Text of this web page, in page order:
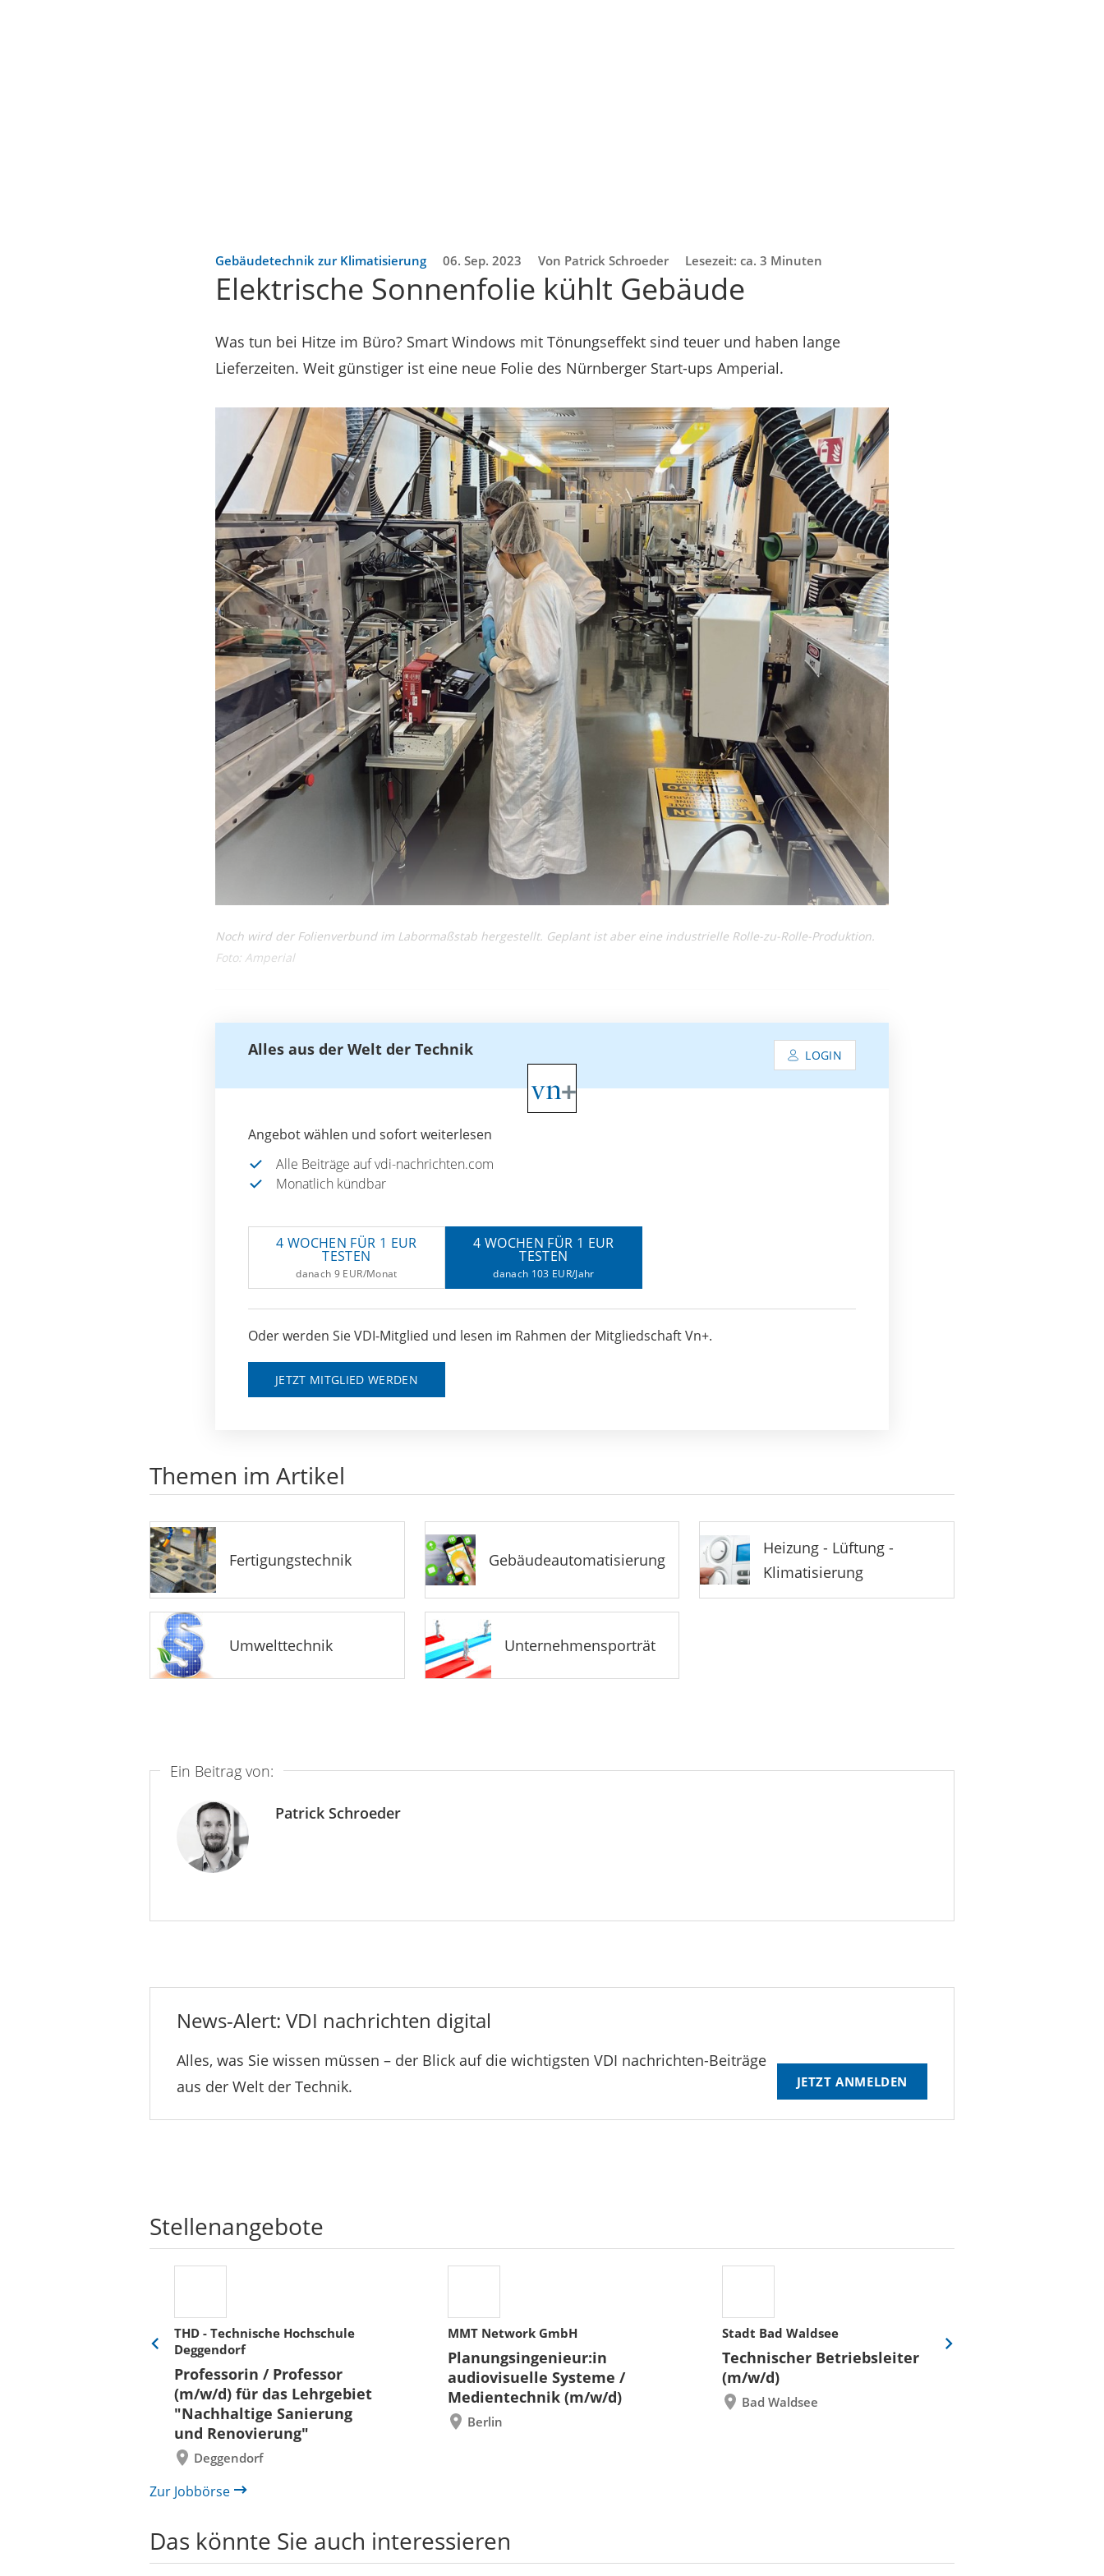
Gebäudetechnik zur Klimatisierung 06. Sep. 2023 Von Patrick Schroeder Lesezeit: ca. 3 Minuten
Elektrische Sonnenfolie kühlt Gebäude
Was tun bei Hitze im Büro? Smart Windows mit Tönungseffekt sind teuer und haben lange
Lieferzeiten. Weit günstiger ist eine neue Folie des Nürnberger Start-ups Amperial.
Noch wird der Folienverbund im Labormaßstab hergestellt. Geplant ist aber eine industrielle Rolle-zu-Rolle-Produktion.
Foto: Amperial
Alles aus der Welt der Technik LOGIN
Angebot wählen und sofort weiterlesen
Alle Beiträge auf vdi-nachrichten.com
Monatlich kündbar
4 WOCHEN FÜR 1 EUR
TESTEN
danach 9 EUR/Monat
4 WOCHEN FÜR 1 EUR
TESTEN
danach 103 EUR/Jahr
Oder werden Sie VDI-Mitglied und lesen im Rahmen der Mitgliedschaft Vn+.
JETZT MITGLIED WERDEN
Themen im Artikel
Fertigungstechnik Gebäudeautomatisierung
Heizung - Lüftung -
Klimatisierung
Umwelttechnik Unternehmensporträt
Ein Beitrag von:
Patrick Schroeder
News-Alert: VDI nachrichten digital
Alles, was Sie wissen müssen – der Blick auf die wichtigsten VDI nachrichten-Beiträge
aus der Welt der Technik.
JETZT ANMELDEN
Stellenangebote
THD - Technische Hochschule
Deggendorf
Professorin / Professor
(m/w/d) für das Lehrgebiet
"Nachhaltige Sanierung
und Renovierung"
Deggendorf
MMT Network GmbH
Planungsingenieur:in
audiovisuelle Systeme /
Medientechnik (m/w/d)
Berlin
Stadt Bad Waldsee
Technischer Betriebsleiter
(m/w/d)
Bad Waldsee
Eine
Folie
zurück
Eine
Zur Jobbörse
Das könnte Sie auch interessieren